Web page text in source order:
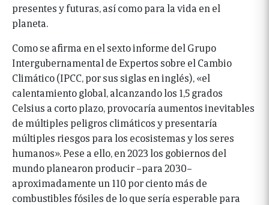
presentes y futuras, así como para la vida en el
planeta.
Como se afirma en el sexto informe del Grupo
Intergubernamental de Expertos sobre el Cambio
Climático (IPCC, por sus siglas en inglés), «el
calentamiento global, alcanzando los 1,5 grados
Celsius a corto plazo, provocaría aumentos inevitables
de múltiples peligros climáticos y presentaría
múltiples riesgos para los ecosistemas y los seres
humanos». Pese a ello, en 2023 los gobiernos del
mundo planearon producir –para 2030–
aproximadamente un 110 por ciento más de
combustibles fósiles de lo que sería esperable para